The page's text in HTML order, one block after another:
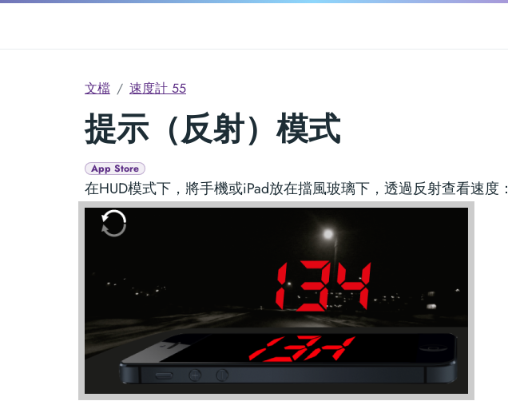
文檔 速度計 55
提示（反射）模式
App Store
在HUD模式下，將手機或iPad放在擋風玻璃下，透過反射查看速度：